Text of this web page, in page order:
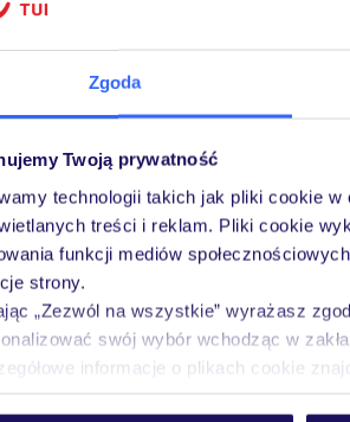
Zgoda
Twoją prywatność
technologii takich jak pliki cookie
treści i reklam. Pliki cookie
funkcji mediów
strony.
„Zezwól na wszystkie” wyrażasz
swój wybór wchodząc w
informacje o plikach cookie
w terminie
Największe biuro podróży
w Polsce
30 lat
Opinie Pokoje